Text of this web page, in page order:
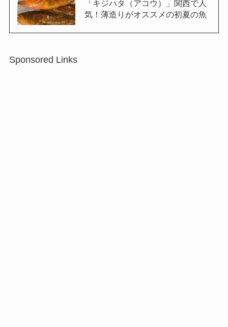
「キジハタ（アコウ）」関西で人
気！薄造りがオススメの初夏の魚
Sponsored Links